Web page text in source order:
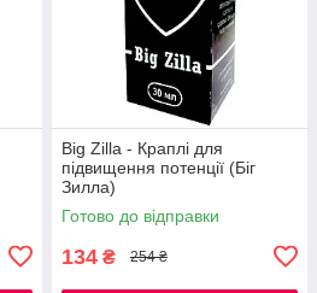
Big Zilla - Краплі для
підвищення потенції (Біг
Зилла)
Готово до відправки
134 ₴ 254 ₴